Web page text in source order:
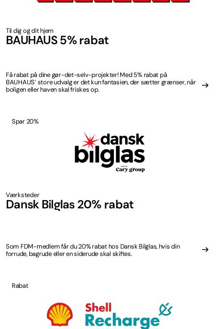
BAUHAUS 5% rabat
Til dig og dit hjem
Få rabat på dine gør-det-selv-projekter! Med 5% rabat på
BAUHAUS’ store udvalg er det kun fantasien, der sætter grænser, når
boligen eller haven skal friskes op.
Dansk Bilglas 20% rabat
Værksteder
Som FDM-medlem får du 20% rabat hos Dansk Bilglas, hvis din
forrude, bagrude eller en siderude skal skiftes.
Spar 20%
Rabat